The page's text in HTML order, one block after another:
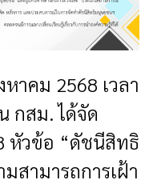
คม 2568 เวลา
กสม. ได้จัด
หัวข้อ “ดัชนีสิทธิ
สามารถการเฝ้า